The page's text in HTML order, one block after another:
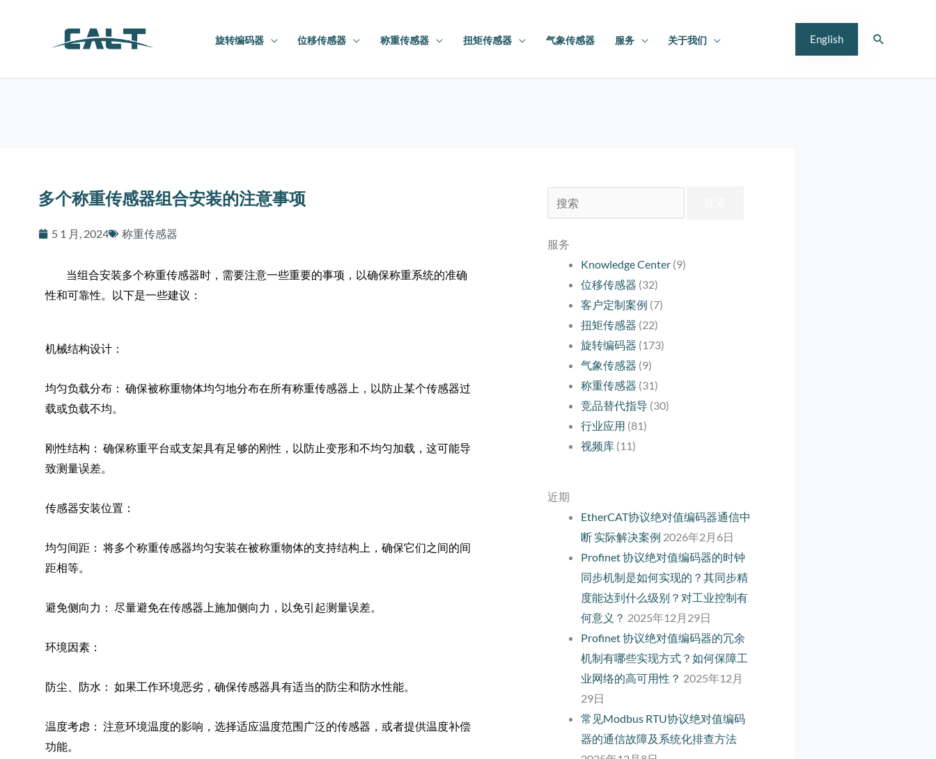
旋转编码器 位移传感器 称重传感器 扭矩传感器 气象传感器 服务 关于我们 English
搜
多个称重传感器组合安装的注意事项
5 1 月, 2024 称重传感器
当组合安装多个称重传感器时，需要注意一些重要的事项，以确保称重系统的准确
性和可靠性。以下是一些建议：
机械结构设计：
均匀负载分布： 确保被称重物体均匀地分布在所有称重传感器上，以防止某个传感器过
载或负载不均。
刚性结构： 确保称重平台或支架具有足够的刚性，以防止变形和不均匀加载，这可能导
致测量误差。
传感器安装位置：
均匀间距： 将多个称重传感器均匀安装在被称重物体的支持结构上，确保它们之间的间
距相等。
避免侧向力： 尽量避免在传感器上施加侧向力，以免引起测量误差。
环境因素：
防尘、防水： 如果工作环境恶劣，确保传感器具有适当的防尘和防水性能。
温度考虑： 注意环境温度的影响，选择适应温度范围广泛的传感器，或者提供温度补偿
功能。
搜
索：
服务
Knowledge Center (9)
位移传感器 (32)
客户定制案例 (7)
扭矩传感器 (22)
旋转编码器 (173)
气象传感器 (9)
称重传感器 (31)
竞品替代指导 (30)
行业应用 (81)
视频库 (11)
近期
EtherCAT协议绝对值编码器通信中
断 实际解决案例 2026年2月6日
Profinet 协议绝对值编码器的时钟
同步机制是如何实现的？其同步精
度能达到什么级别？对工业控制有
何意义？ 2025年12月29日
Profinet 协议绝对值编码器的冗余
机制有哪些实现方式？如何保障工
业网络的高可用性？ 2025年12月
29日
常见Modbus RTU协议绝对值编码
器的通信故障及系统化排查方法